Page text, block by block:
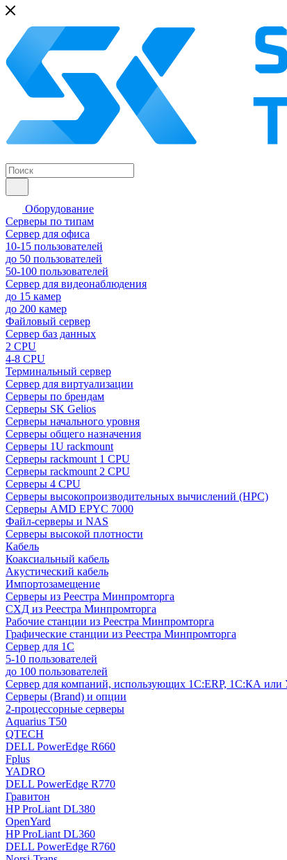
Оборудование
Серверы по типам
Сервер для офиса
10-15 пользователей
до 50 пользователей
50-100 пользователей
Сервер для видеонаблюдения
до 15 камер
до 200 камер
Файловый сервер
Сервер баз данных
2 CPU
4-8 CPU
Терминальный сервер
Сервер для виртуализации
Серверы по брендам
Серверы SK Gelios
Серверы начального уровня
Серверы общего назначения
Серверы 1U rackmount
Серверы rackmount 1 CPU
Серверы rackmount 2 CPU
Серверы 4 CPU
Серверы высокопроизводительных вычислений (HPC)
Серверы AMD EPYC 7000
Файл-серверы и NAS
Серверы высокой плотности
Кабель
Коаксиальный кабель
Акустический кабель
Импортозамещение
Серверы из Реестра Минпромторга
СХД из Реестра Минпромторга
Рабочие станции из Реестра Минпромторга
Графические станции из Реестра Минпромторга
Сервер для 1С
5-10 пользователей
до 100 пользователей
Сервер для компаний, использующих 1C:ERP, 1С:КА или
Серверы (Brand) и опции
2-процессорные серверы
Aquarius T50
QTECH
DELL PowerEdge R660
Fplus
YADRO
DELL PowerEdge R770
Гравитон
HP ProLiant DL380
OpenYard
HP ProLiant DL360
DELL PowerEdge R760